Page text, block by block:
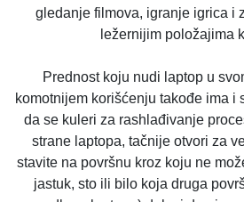
gledanje filmova, igranje igrica i
ležernijim položajima
Prednost koju nudi laptop u
komotnijem korišćenju takođe ima i
da se kuleri za rashlađivanje
strane laptopa, tačnije otvori za
stavite na površnu kroz koju ne
jastuk, sto ili bilo koja druga